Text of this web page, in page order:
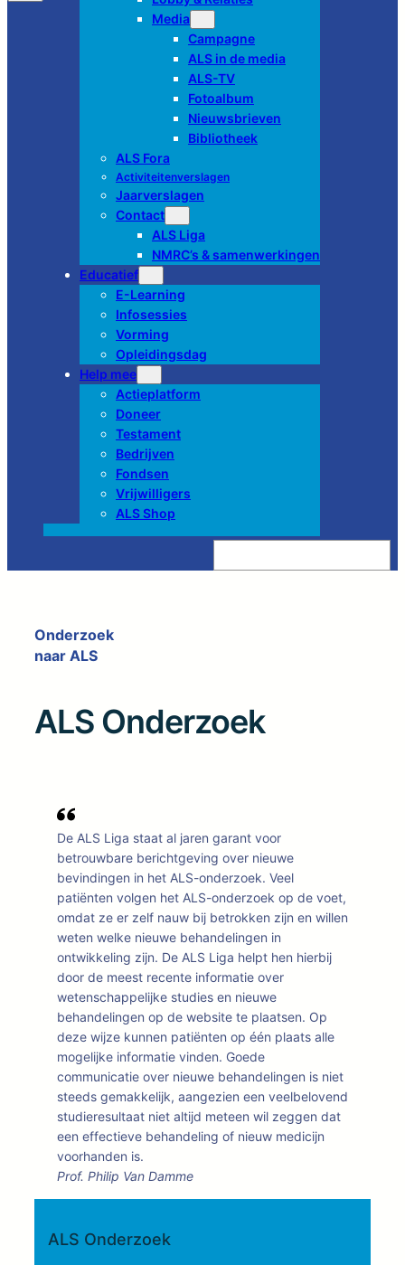
Media
Campagne
ALS in de media
ALS-TV
Fotoalbum
Nieuwsbrieven
Bibliotheek
ALS Fora
Activiteitenverslagen
Jaarverslagen
Contact
ALS Liga
NMRC’s & samenwerkingen
Educatief
E-Learning
Infosessies
Vorming
Opleidingsdag
Help mee
Actieplatform
Doneer
Testament
Bedrijven
Fondsen
Vrijwilligers
ALS Shop
Z
e
Onderzoek
naar ALS
ALS Onderzoek
De ALS Liga staat al jaren garant voor
betrouwbare berichtgeving over nieuwe
bevindingen in het ALS-onderzoek. Veel
patiënten volgen het ALS-onderzoek op de voet,
omdat ze er zelf nauw bij betrokken zijn en willen
weten welke nieuwe behandelingen in
ontwikkeling zijn. De ALS Liga helpt hen hierbij
door de meest recente informatie over
wetenschappelijke studies en nieuwe
behandelingen op de website te plaatsen. Op
deze wijze kunnen patiënten op één plaats alle
mogelijke informatie vinden. Goede
communicatie over nieuwe behandelingen is niet
steeds gemakkelijk, aangezien een veelbelovend
studieresultaat niet altijd meteen wil zeggen dat
een effectieve behandeling of nieuw medicijn
voorhanden is.
Prof. Philip Van Damme
ALS Onderzoek